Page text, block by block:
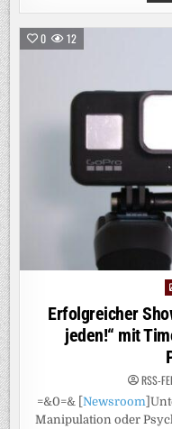
0 12
Erfolgreicher
jeden!“ mit
RSS-
=&0=& [Newsroom
Manipulation oder